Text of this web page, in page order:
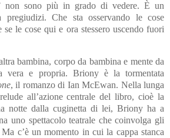
non sono più in grado di vedere. È un
pregiudizi. Che sta osservando le cose
se le cose qui e ora stessero uscendo fuori
bambina, corpo da bambina e mente da
vera e propria. Briony è la tormentata
, il romanzo di Ian McEwan. Nella lunga
all’azione centrale del libro, cioè la
notte dalla cuginetta di lei, Briony ha a
uno spettacolo teatrale che coinvolga gli
c’è un momento in cui la cappa stanca